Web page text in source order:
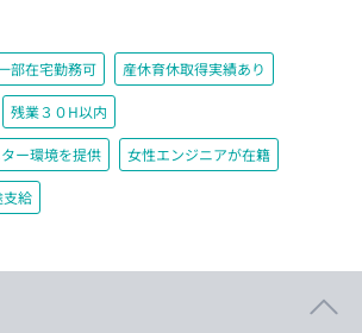
部在宅勤務可 産休育休取得実績あり
残業３０H以内
ー環境を提供 女性エンジニアが在籍
支給